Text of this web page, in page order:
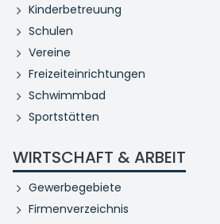
Kinderbetreuung
Schulen
Vereine
Freizeiteinrichtungen
Schwimmbad
Sportstätten
WIRTSCHAFT & ARBEIT
Gewerbegebiete
Firmenverzeichnis